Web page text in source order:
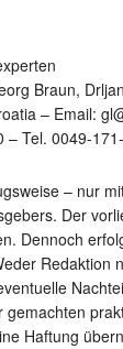
Braun,
– Email:
– Tel. 0049-
– nur
Der
Dennoch
Redaktion
Haftung